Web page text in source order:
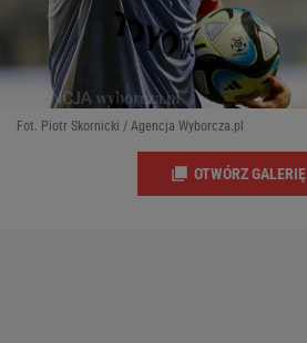
Fot. Piotr Skornicki / Agencja Wyborcza.pl
OTWÓRZ GALERIĘ